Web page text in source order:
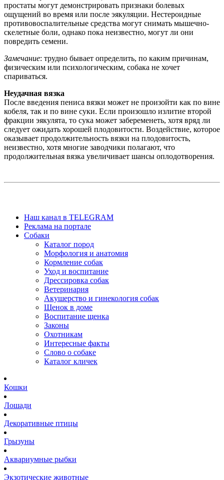
простаты могут демонстрировать признаки болевых
ощущений во время или после эякуляции. Нестероидные
противовоспалительные средства могут снимать мышечно-
скелетные боли, однако пока неизвестно, могут ли они
повредить семени.
Замечание: трудно бывает определить, по каким причинам,
физическим или психологическим, собака не хочет
спариваться.
Неудачная вязка
После введения пениса вязки может не произойти как по вине
кобеля, так и по вине суки. Если произошло излитие второй
фракции эякулята, то сука может забеременеть, хотя вряд ли
следует ожидать хорошей плодовитости. Воздействие, которое
оказывает продолжительность вязки на плодовитость,
неизвестно, хотя многие заводчики полагают, что
продолжительная вязка увеличивает шансы оплодотворения.
Наш канал в TELEGRAM
Реклама на портале
Собаки
Каталог пород
Морфология и анатомия
Кормление собак
Уход и воспитание
Дрессировка собак
Ветеринария
Акушерство и гинекология собак
Щенок в доме
Воспитание щенка
Законы
Охотникам
Интересные факты
Слово о собаке
Каталог кличек
Кошки
Лошади
Декоративные птицы
Грызуны
Аквариумные рыбки
Экзотические животные